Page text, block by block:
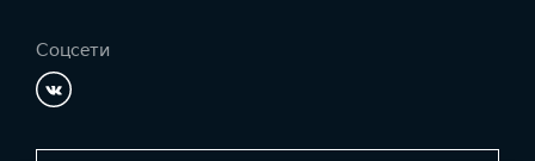
Соцсети